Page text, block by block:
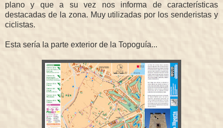
plano y que a su vez nos informa de características
destacadas de la zona. Muy utilizadas por los senderistas y
ciclistas.
Esta sería la parte exterior de la Topoguía...